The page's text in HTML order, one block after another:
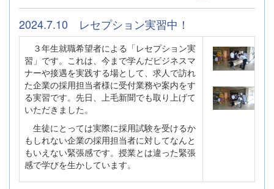
2024.7.10 レセプション実習中！
３年生就職希望者による「レセプション実
習」です。これは、今まで学んだビジネスマ
ナーや接遇を実践する場として、求人で訪れ
た企業の採用担当者様に受付業務や案内をす
る実習です。先日、上毛新聞でも取り上げて
いただきました。
生徒にとっては実際に採用試験を受けるか
もしれない企業の採用担当者に対してなんと
もいえない緊張感です。授業とは違った緊張
感で学びを生かしています。